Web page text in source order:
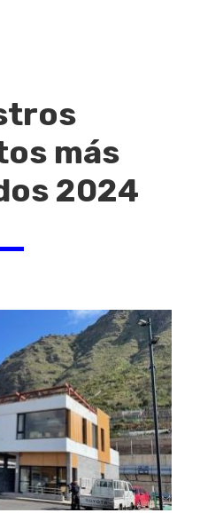
más
2024